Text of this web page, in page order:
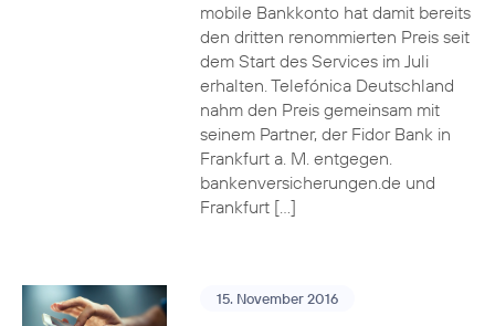
mobile Bankkonto hat damit bereits
den dritten renommierten Preis seit
dem Start des Services im Juli
erhalten. Telefónica Deutschland
nahm den Preis gemeinsam mit
seinem Partner, der Fidor Bank in
Frankfurt a. M. entgegen.
bankenversicherungen.de und
Frankfurt […]
15. November 2016